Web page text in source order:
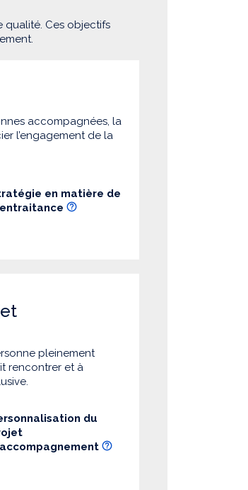
qualité. Ces objectifs
accompagnées, la
l’engagement de la
en matière de
pleinement
rencontrer et à
du